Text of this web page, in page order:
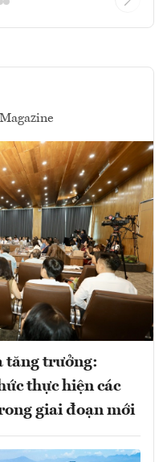
tăng trưởng:
thực hiện các
giai đoạn mới